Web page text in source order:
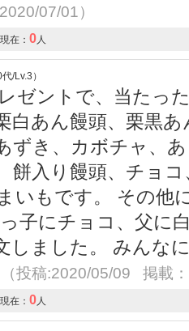
07/01）
現在： 0人
/Lv.3）
ゼントで、当たっ
白あん饅頭、栗黒
ずき、カボチャ、
餅入り饅頭、チョ
いもです。 その他
子にチョコ、父に
しました。 みんな
（投稿:2020/05/09 掲載
現在： 0人